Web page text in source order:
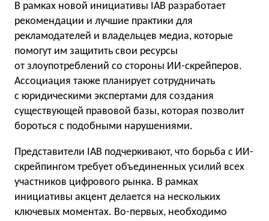
В рамках новой инициативы IAB разработает
рекомендации и лучшие практики для
рекламодателей и владельцев медиа, которые
помогут им защитить свои ресурсы
от злоупотреблений со стороны ИИ-скрейперов.
Ассоциация также планирует сотрудничать
с юридическими экспертами для создания
существующей правовой базы, которая позволит
бороться с подобными нарушениями.
Представители IAB подчеркивают, что борьба с ИИ-
скрейпингом требует объединенных усилий всех
участников цифрового рынка. В рамках
инициативы акцент делается на нескольких
ключевых моментах. Во-первых, необходимо